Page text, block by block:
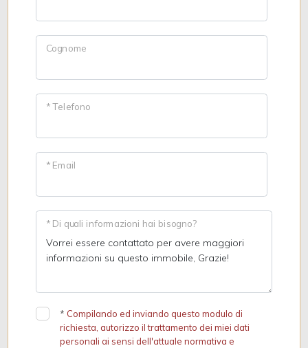
Cognome
* Telefono
* Email
* Di quali informazioni hai bisogno?
* Compilando ed inviando questo modulo di
richiesta, autorizzo il trattamento dei miei dati
personali ai sensi dell'attuale normativa e